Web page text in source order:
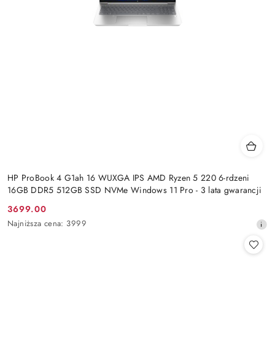
HP ProBook 4 G1ah 16 WUXGA IPS AMD Ryzen 5 220 6-rdzeni
16GB DDR5 512GB SSD NVMe Windows 11 Pro - 3 lata gwarancji
Cena
promocyjna:
3699.00
Najniższa
Najniższa cena: 3999